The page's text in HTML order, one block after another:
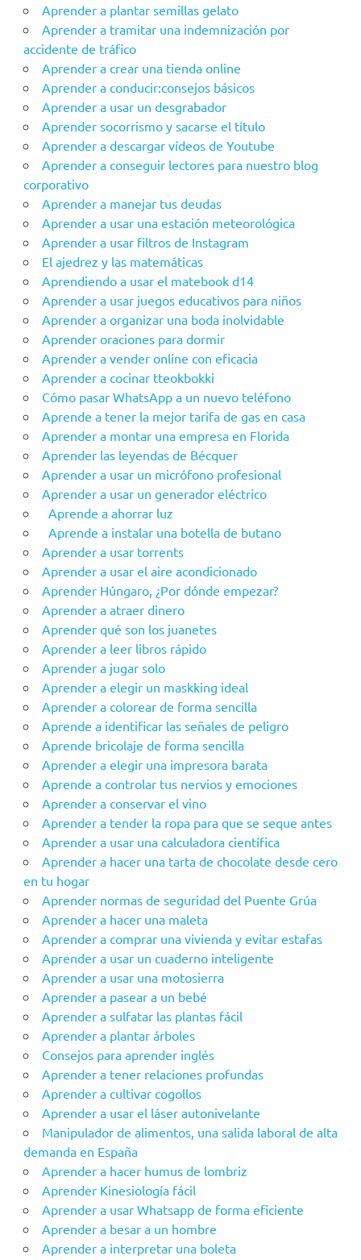
Aprender a plantar semillas gelato
Aprender a tramitar una indemnización por
accidente de tráfico
Aprender a crear una tienda online
Aprender a conducir:consejos básicos
Aprender a usar un desgrabador
Aprender socorrismo y sacarse el título
Aprender a descargar vídeos de Youtube
Aprender a conseguir lectores para nuestro blog
corporativo
Aprender a manejar tus deudas
Aprender a usar una estación meteorológica
Aprender a usar filtros de Instagram
El ajedrez y las matemáticas
Aprendiendo a usar el matebook d14
Aprender a usar juegos educativos para niños
Aprender a organizar una boda inolvidable
Aprender oraciones para dormir
Aprender a vender online con eficacia
Aprender a cocinar tteokbokki
Cómo pasar WhatsApp a un nuevo teléfono
Aprende a tener la mejor tarifa de gas en casa
Aprender a montar una empresa en Florida
Aprender las leyendas de Bécquer
Aprender a usar un micrófono profesional
Aprender a usar un generador eléctrico
Aprende a ahorrar luz
Aprende a instalar una botella de butano
Aprender a usar torrents
Aprender a usar el aire acondicionado
Aprender Húngaro, ¿Por dónde empezar?
Aprender a atraer dinero
Aprender qué son los juanetes
Aprender a leer libros rápido
Aprender a jugar solo
Aprender a elegir un maskking ideal
Aprender a colorear de forma sencilla
Aprende a identificar las señales de peligro
Aprende bricolaje de forma sencilla
Aprender a elegir una impresora barata
Aprende a controlar tus nervios y emociones
Aprender a conservar el vino
Aprender a tender la ropa para que se seque antes
Aprender a usar una calculadora científica
Aprender a hacer una tarta de chocolate desde cero
en tu hogar
Aprender‌ ‌‌normas‌ ‌de‌ ‌seguridad‌ ‌del‌ ‌Puente‌ ‌Grúa‌ ‌
Aprender a hacer una maleta
Aprender a comprar una vivienda y evitar estafas
Aprender a usar un cuaderno inteligente
Aprender a usar una motosierra
Aprender a pasear a un bebé
Aprender a sulfatar las plantas fácil
Aprender a plantar árboles
Consejos para aprender inglés
Aprender a tener relaciones profundas
Aprender a cultivar cogollos
Aprender a usar el láser autonivelante
Manipulador de alimentos, una salida laboral de alta
demanda en España
Aprender a hacer humus de lombriz
Aprender Kinesiología fácil
Aprender a usar Whatsapp de forma eficiente
Aprender a besar a un hombre
Aprender a interpretar una boleta